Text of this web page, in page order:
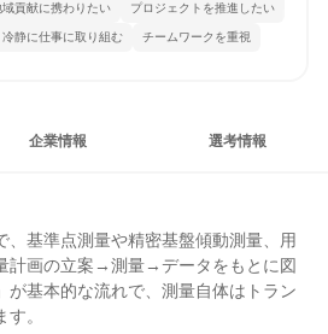
域貢献に携わりたい プロジェクトを推進したい
冷静に仕事に取り組む チームワークを重視
企業情報 選考情報
、基準点測量や精密基盤傾動測量、用
計画の立案→測量→データをもとに図
基本的な流れで、測量自体はトラン
。